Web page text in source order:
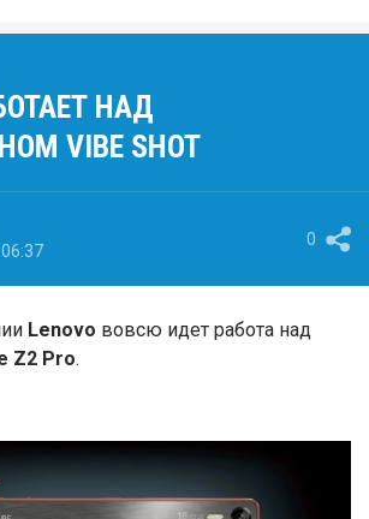
НАД
VIBE SHOT
0
Lenovo вовсю идет работа над
Z2 Pro.